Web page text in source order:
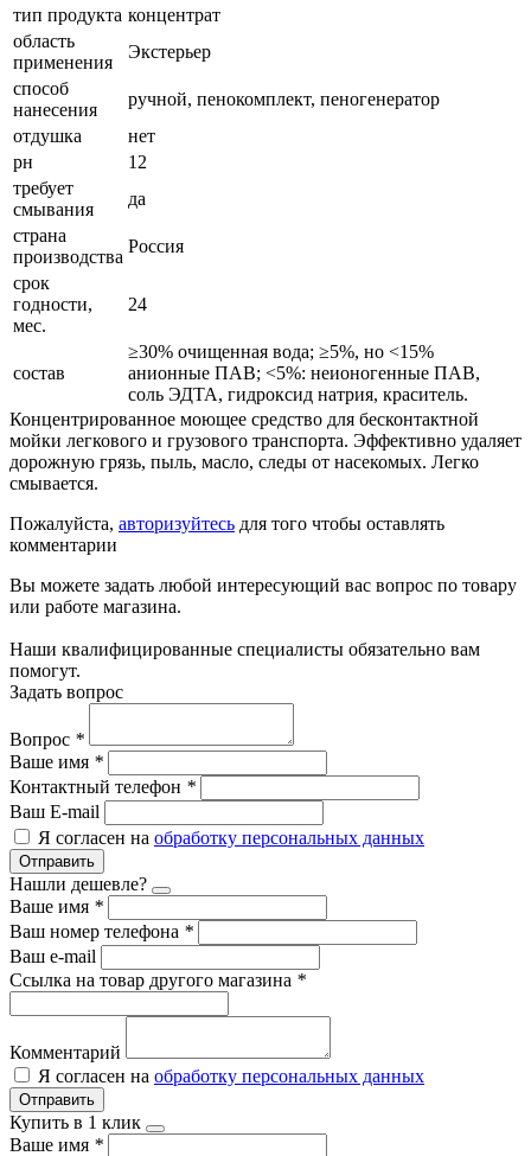
тип продукта концентрат
область
применения
Экстерьер
способ
нанесения
ручной, пенокомплект, пеногенератор
отдушка
нет
рн
12
требует
смывания
да
страна
производства
Россия
срок
годности,
мес.
24
состав
≥30% очищенная вода; ≥5%, но ˂15%
анионные ПАВ; <5%: неионогенные ПАВ,
соль ЭДТА, гидроксид натрия, краситель.
Концентрированное моющее средство для бесконтактной
мойки легкового и грузового транспорта. Эффективно удаляет
дорожную грязь, пыль, масло, следы от насекомых. Легко
смывается.
Пожалуйста, авторизуйтесь для того чтобы оставлять
комментарии
Вы можете задать любой интересующий вас вопрос по товару
или работе магазина.
Наши квалифицированные специалисты обязательно вам
помогут.
Задать вопрос
Вопрос *
Ваше имя *
Контактный телефон *
Ваш E-mail
Я согласен на обработку персональных данных
Отправить
Нашли дешевле?
Ваше имя *
Ваш номер телефона *
Ваш e-mail
Ссылка на товар другого магазина *
Комментарий
Я согласен на обработку персональных данных
Отправить
Купить в 1 клик
Ваше имя *